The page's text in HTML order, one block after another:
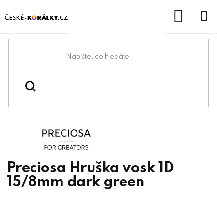
na
Domů
Preciosa® & lůžka
Preciosa® voskové perle /
Preciosa Hruška vosk 1D
15/8mm dark green
Preciosa